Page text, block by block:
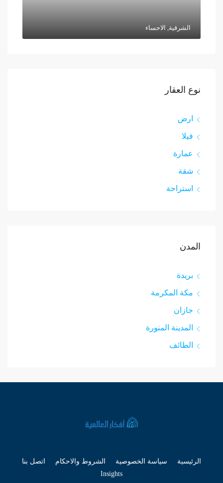
الشرقية, الاحساء
نوع العقار
ارض
فيلا
عمارة
شقة
استراحة
المدن
بريدة
مكة المكرمة
جازان
المدينة المنورة
الطائف
الرئيسية سياسة الخصوصية الشروط والاحكام
اتصل بنا
Insights